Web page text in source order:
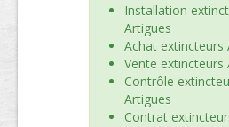
Installation
Artigues
Achat extincteurs
Vente extincteurs
Contrôle
Artigues
Contrat